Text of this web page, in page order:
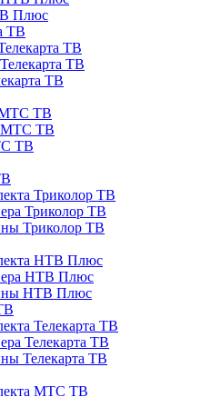
Плюс
ТВ
ТВ
ТВ
ТВ
МТС ТВ
МТС ТВ
ТВ
Триколор ТВ
Триколор ТВ
Триколор ТВ
НТВ Плюс
НТВ Плюс
НТВ Плюс
Телекарта ТВ
Телекарта ТВ
Телекарта ТВ
МТС ТВ